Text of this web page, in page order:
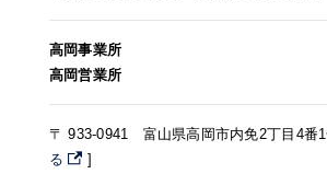
高岡事業所
高岡営業所
〒 933-0941 富山県高岡市内免2丁目4番
る
]